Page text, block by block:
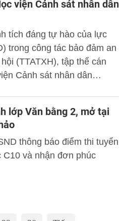
viện Cảnh sát nhân dân
tích đáng tự hào của lực
trong công tác bảo đảm an
(TTATXH), tập thể cán
Cảnh sát nhân dân
chính quy, tinh nhuệ,
tiêu biểu sau:
lớp Văn bằng 2, mở tại
thông báo điểm thi tuyển
và nhận đơn phúc